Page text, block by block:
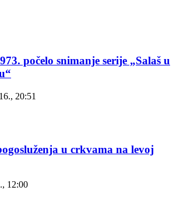
počelo snimanje serije „Salaš u
20:51
u crkvama na levoj
12:00